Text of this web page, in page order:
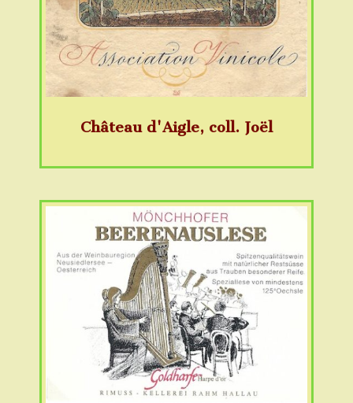
Château d'Aigle, coll. Joël